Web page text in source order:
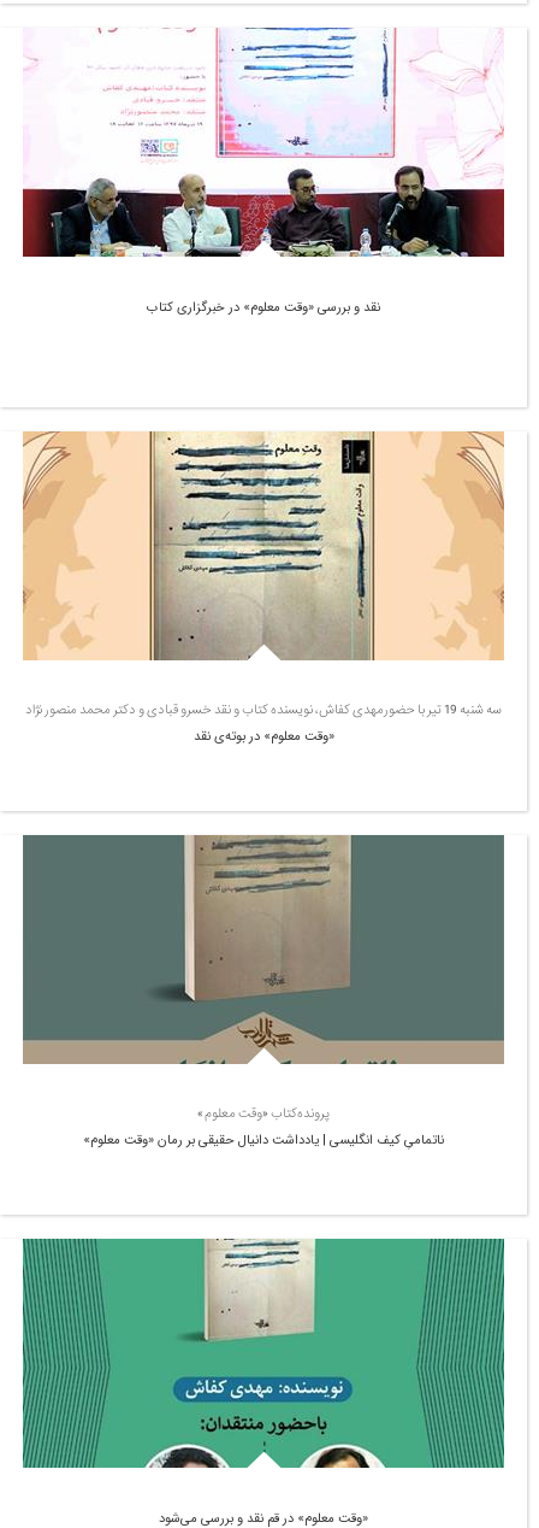
نقد و بررسی «وقت معلوم» در خبرگزاری کتاب
سه شنبه 19 تیر با حضورمهدی کفاش، نویسنده کتاب و نقد خسرو قبادی و دکتر محمد منصور نژاد
«وقت معلوم» در بوته‌ی نقد
پرونده‌کتاب «وقت معلوم»
ناتمامیِ کیف انگلیسی | یادداشت دانیال حقیقی بر رمان «وقت معلوم»
«وقت معلوم» در قم نقد و بررسی می‌شود